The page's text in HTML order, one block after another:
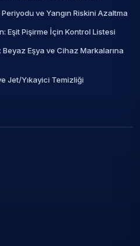
ve Yangın Riskini Azaltma
Eşit Pişirme İçin Kontrol Listesi
Eşya ve Cihaz Markalarına
Jet/Yıkayici Temizliği